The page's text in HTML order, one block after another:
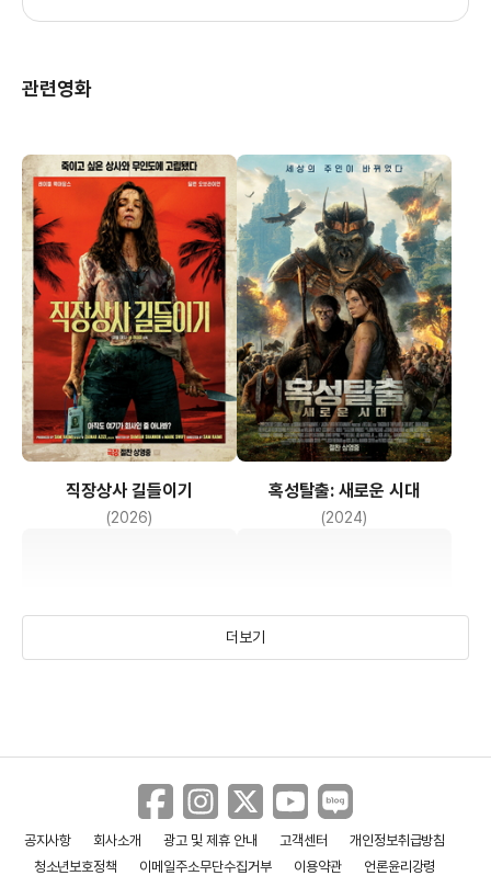
제이크 쿠란
관련영화
직장상사 길들이기
(2026)
혹성탈출: 새로운 시대
(2024)
트윈리스 몬스터 프라블럼
더보기
공지사항 회사소개 광고 및 제휴 안내 고객센터
개인정보취급방침
청소년보호정책
이메일주소무단수집거부 이용약관
언론윤리강령